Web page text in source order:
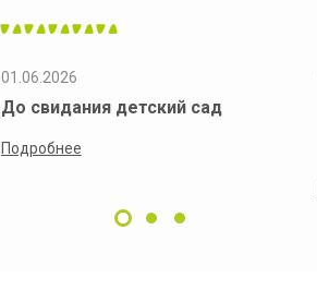
01.06.2026
До свидания детский сад
Подробнее